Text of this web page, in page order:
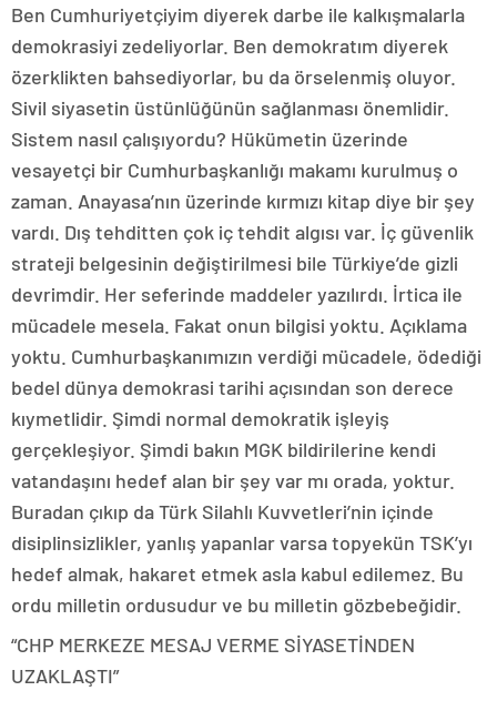
Ben Cumhuriyetçiyim diyerek darbe ile kalkışmalarla
demokrasiyi zedeliyorlar. Ben demokratım diyerek
özerklikten bahsediyorlar, bu da örselenmiş oluyor.
Sivil siyasetin üstünlüğünün sağlanması önemlidir.
Sistem nasıl çalışıyordu? Hükümetin üzerinde
vesayetçi bir Cumhurbaşkanlığı makamı kurulmuş o
zaman. Anayasa’nın üzerinde kırmızı kitap diye bir şey
vardı. Dış tehditten çok iç tehdit algısı var. İç güvenlik
strateji belgesinin değiştirilmesi bile Türkiye’de gizli
devrimdir. Her seferinde maddeler yazılırdı. İrtica ile
mücadele mesela. Fakat onun bilgisi yoktu. Açıklama
yoktu. Cumhurbaşkanımızın verdiği mücadele, ödediği
bedel dünya demokrasi tarihi açısından son derece
kıymetlidir. Şimdi normal demokratik işleyiş
gerçekleşiyor. Şimdi bakın MGK bildirilerine kendi
vatandaşını hedef alan bir şey var mı orada, yoktur.
Buradan çıkıp da Türk Silahlı Kuvvetleri’nin içinde
disiplinsizlikler, yanlış yapanlar varsa topyekün TSK’yı
hedef almak, hakaret etmek asla kabul edilemez. Bu
ordu milletin ordusudur ve bu milletin gözbebeğidir.
“CHP MERKEZE MESAJ VERME SİYASETİNDEN
UZAKLAŞTI”